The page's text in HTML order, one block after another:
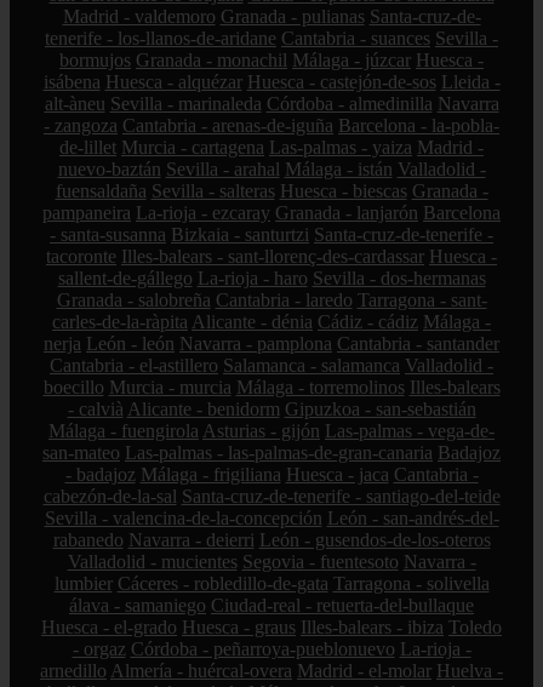
Madrid - valdemoro Granada - pulianas Santa-cruz-de-
tenerife - los-llanos-de-aridane Cantabria - suances Sevilla -
bormujos Granada - monachil Málaga - júzcar Huesca -
isábena Huesca - alquézar Huesca - castejón-de-sos Lleida -
alt-àneu Sevilla - marinaleda Córdoba - almedinilla Navarra
- zangoza Cantabria - arenas-de-iguña Barcelona - la-pobla-
de-lillet Murcia - cartagena Las-palmas - yaiza Madrid -
nuevo-baztán Sevilla - arahal Málaga - istán Valladolid -
fuensaldaña Sevilla - salteras Huesca - biescas Granada -
pampaneira La-rioja - ezcaray Granada - lanjarón Barcelona
- santa-susanna Bizkaia - santurtzi Santa-cruz-de-tenerife -
tacoronte Illes-balears - sant-llorenç-des-cardassar Huesca -
sallent-de-gállego La-rioja - haro Sevilla - dos-hermanas
Granada - salobreña Cantabria - laredo Tarragona - sant-
carles-de-la-ràpita Alicante - dénia Cádiz - cádiz Málaga -
nerja León - león Navarra - pamplona Cantabria - santander
Cantabria - el-astillero Salamanca - salamanca Valladolid -
boecillo Murcia - murcia Málaga - torremolinos Illes-balears
- calvià Alicante - benidorm Gipuzkoa - san-sebastián
Málaga - fuengirola Asturias - gijón Las-palmas - vega-de-
san-mateo Las-palmas - las-palmas-de-gran-canaria Badajoz
- badajoz Málaga - frigiliana Huesca - jaca Cantabria -
cabezón-de-la-sal Santa-cruz-de-tenerife - santiago-del-teide
Sevilla - valencina-de-la-concepción León - san-andrés-del-
rabanedo Navarra - deierri León - gusendos-de-los-oteros
Valladolid - mucientes Segovia - fuentesoto Navarra -
lumbier Cáceres - robledillo-de-gata Tarragona - solivella
álava - samaniego Ciudad-real - retuerta-del-bullaque
Huesca - el-grado Huesca - graus Illes-balears - ibiza Toledo
- orgaz Córdoba - peñarroya-pueblonuevo La-rioja -
arnedillo Almería - huércal-overa Madrid - el-molar Huelva -